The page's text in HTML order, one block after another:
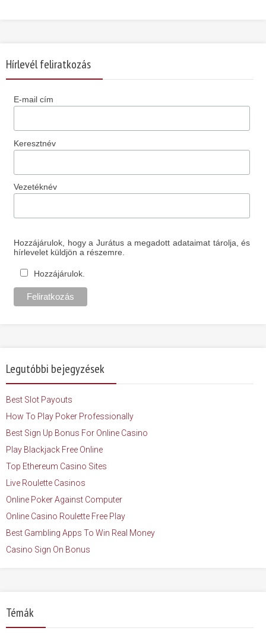
Hírlevél feliratkozás
E-mail cím
Keresztnév
Vezetéknév
Hozzájárulok, hogy a Jurátus a megadott adataimat tárolja, és
hírlevelet küldjön a részemre.
Hozzájárulok.
Legutóbbi bejegyzések
Best Slot Payouts
How To Play Poker Professionally
Best Sign Up Bonus For Online Casino
Play Blackjack Free Online
Top Ethereum Casino Sites
Live Roulette Casinos
Online Poker Against Computer
Online Casino Roulette Free Play
Best Gambling Apps To Win Real Money
Casino Sign On Bonus
Témák